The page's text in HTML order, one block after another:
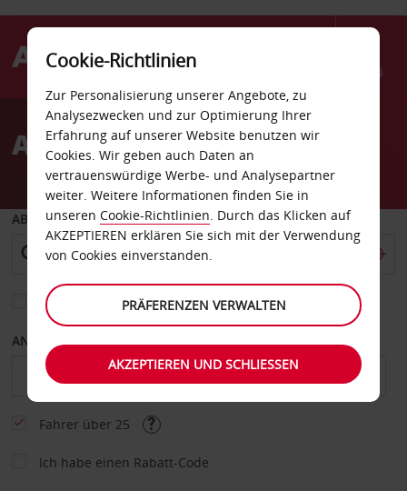
Menü
AvisAutovermietung Monastir
ABHOLEN VON
Eine andere Rückgabestation auswählen
ANFANGSDATUM
Fahrer über 25
Ich habe einen Rabatt-Code
Cookie-Richtlinien
Zur Personalisierung unserer Angebote, zu
Analysezwecken und zur Optimierung Ihrer
Erfahrung auf unserer Website benutzen wir
Cookies. Wir geben auch Daten an
vertrauenswürdige Werbe- und Analysepartner
weiter. Weitere Informationen finden Sie in
unseren Cookie-Richtlinien. Durch das Klicken auf
AKZEPTIEREN erklären Sie sich mit der Verwendung
von Cookies einverstanden.
PRÄFERENZEN VERWALTEN
AKZEPTIEREN UND SCHLIESSEN